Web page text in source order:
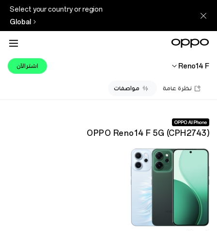
Select your country or region
Global
Reno14 F اشترالآن
نظرة عامة مواصفات
OPPO Reno14 F 5G (CPH2743)